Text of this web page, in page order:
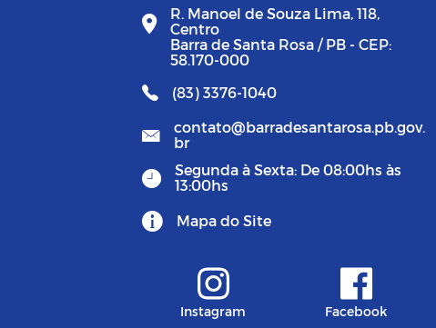
R. Manoel de Souza Lima, 118,
Centro
Barra de Santa Rosa / PB - CEP:
58.170-000
(83) 3376-1040
contato@barradesantarosa.pb.gov.
br
Segunda à Sexta: De 08:00hs às
13:00hs
Mapa do Site
Instagram Facebook